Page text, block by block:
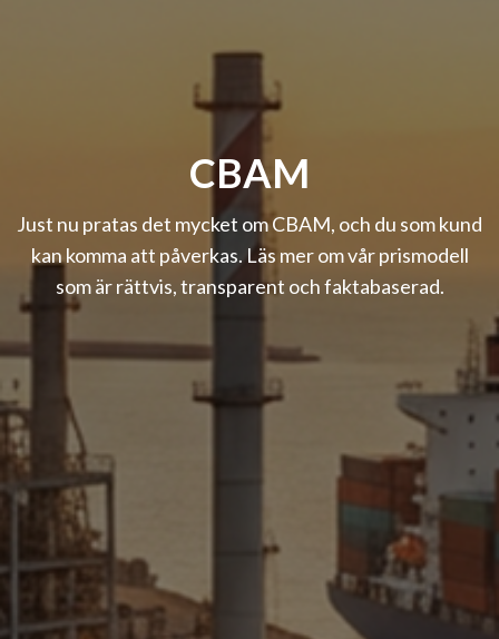
Vi servar dig med alla
typer av fästelement och
infästningar
Läs mer om våra produkter
CBAM
Just nu pratas det mycket om CBAM, och du som kund
kan komma att påverkas. Läs mer om vår prismodell
som är rättvis, transparent och faktabaserad.